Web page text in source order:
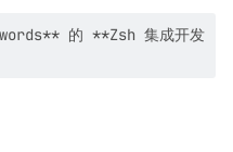
的 **Zsh 集成开发